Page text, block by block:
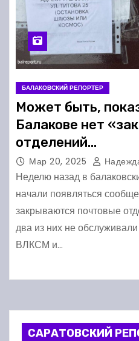
БАЛАКОВСКИЙ РЕПОРТЕР
Может быть,
Балакове нет
отделений…
Мар 20, 2025
Неделю назад в
начали появляться
закрываются почтовые
два из них не
ВЛКСМ и…
САРАТОВСКИЙ